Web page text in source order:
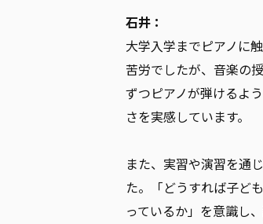
石井：
大学入学までピアノに
苦労でしたが、音楽の
ずつピアノが弾けるよ
さを実感しています。
また、実習や演習を通
た。「どうすれば子ど
っているか」を意識し